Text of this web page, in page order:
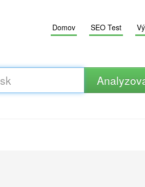
Domov SEO Test